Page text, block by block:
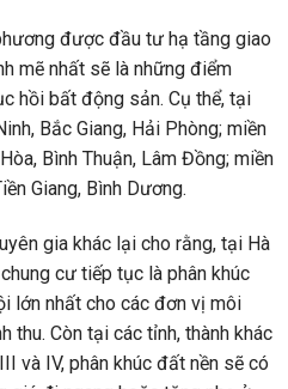
được đầu tư hạ tầng giao
mẽ nhất sẽ là những điểm
hồi bất động sản. Cụ thể, tại
Bắc Giang, Hải Phòng; miền
Bình Thuận, Lâm Đồng; miền
Giang, Bình Dương.
gia khác lại cho rằng, tại Hà
cư tiếp tục là phân khúc
lớn nhất cho các đơn vị môi
thu. Còn tại các tỉnh, thành khác
và IV, phân khúc đất nền sẽ có